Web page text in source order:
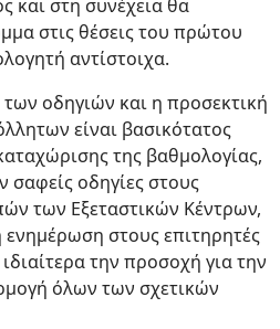
και στη συνέχεια θα
στις θέσεις του πρώτου
αντίστοιχα.
οδηγιών και η προσεκτική
είναι βασικότατος
της βαθμολογίας,
οδηγίες στους
των Εξεταστικών Κέντρων,
στους επιτηρητές
την προσοχή για την
όλων των σχετικών